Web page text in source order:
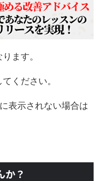
ます。
ください。
表示されない場合は
か？